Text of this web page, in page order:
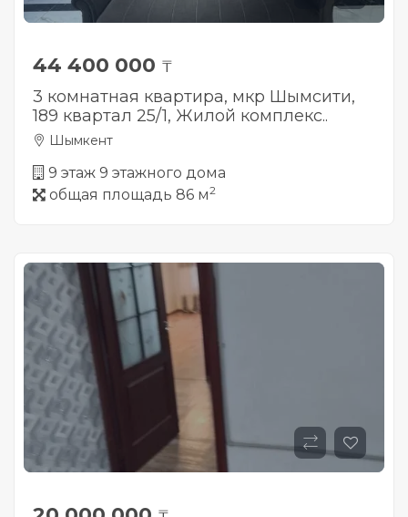
44 400 000 ₸
3 комнатная квартира, мкр Шымсити,
189 квартал 25/1, Жилой комплекс..
Шымкент
9 этаж 9 этажного дома
общая площадь 86 м2